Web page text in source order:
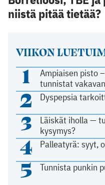
VIIKON
1
Ampiaisen pisto
tunnistat
2 Dyspepsia
3
Läiskät iholla —
kysymys?
4 Palleatyrä: syyt,
5 Tunnista punkin
niistä pitää tietää?